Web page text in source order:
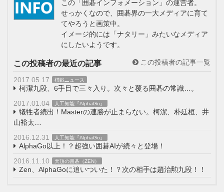
この「囲碁インフォメーション」の運営者。
せっかくなので、囲碁界の一大メディアに育て
てやろうと画策中。
イメージ的には「ナタリー」みたいなメディア
にしたいようです。
この投稿者の最近の記事 この投稿者の記事一覧
2017.05.17 棋戦ニュース
柯潔九段、6手目で三々入り。次々と覆る囲碁の常識…。
2017.01.04
人工知能『AlphaGo』
犠牲者続出！Masterの連勝が止まらない。柯潔、朴廷桓、井
山裕太…
2016.12.31
人工知能『AlphaGo』
AlphaGo以上！？超強い囲碁AIが続々と登場！
2016.11.10
天頂の囲碁（ZEN）
Zen、AlphaGoに追いついた！？次の相手は趙治勲九段！！